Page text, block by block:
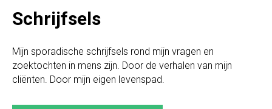
Schrijfsels
Mijn sporadische schrijfsels rond mijn vragen en
zoektochten in mens zijn. Door de verhalen van mijn
cliënten. Door mijn eigen levenspad.